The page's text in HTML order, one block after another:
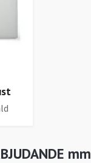
mm